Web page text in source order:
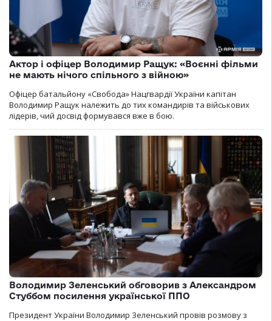
Актор і офіцер Володимир Ращук: «Воєнні фільми
не мають нічого спільного з війною»
Офіцер батальйону «Свобода» Нацгвардії України капітан
Володимир Ращук належить до тих командирів та військових
лідерів, чий досвід формувався вже в бою.
Володимир Зеленський обговорив з Александром
Стуббом посилення української ППО
Президент України Володимир Зеленський провів розмову з